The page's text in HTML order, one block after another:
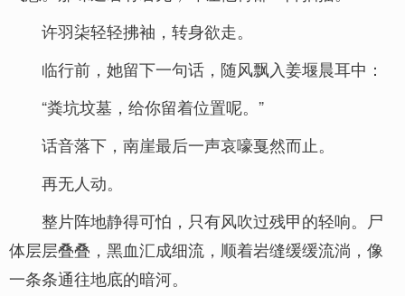
许羽柒轻轻拂袖，转身欲走。
临行前，她留下一句话，随风飘入姜堰晨耳中：
“粪坑坟墓，给你留着位置呢。”
话音落下，南崖最后一声哀嚎戛然而止。
再无人动。
整片阵地静得可怕，只有风吹过残甲的轻响。尸
体层层叠叠，黑血汇成细流，顺着岩缝缓缓流淌，像
一条条通往地底的暗河。